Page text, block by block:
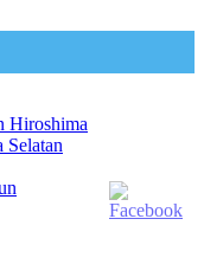
Hiroshima
Selatan